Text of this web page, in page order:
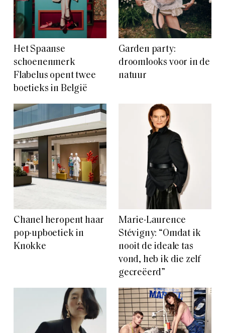
Het Spaanse
schoenenmerk
Flabelus opent twee
boetieks in België
Garden party:
droomlooks voor in de
natuur
Chanel heropent haar
pop-upboetiek in
Knokke
Marie-Laurence
Stévigny: “Omdat ik
nooit de ideale tas
vond, heb ik die zelf
gecreëerd”